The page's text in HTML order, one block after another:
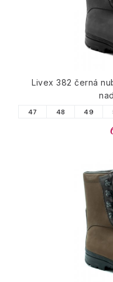
Livex 382 černá
47 48 49